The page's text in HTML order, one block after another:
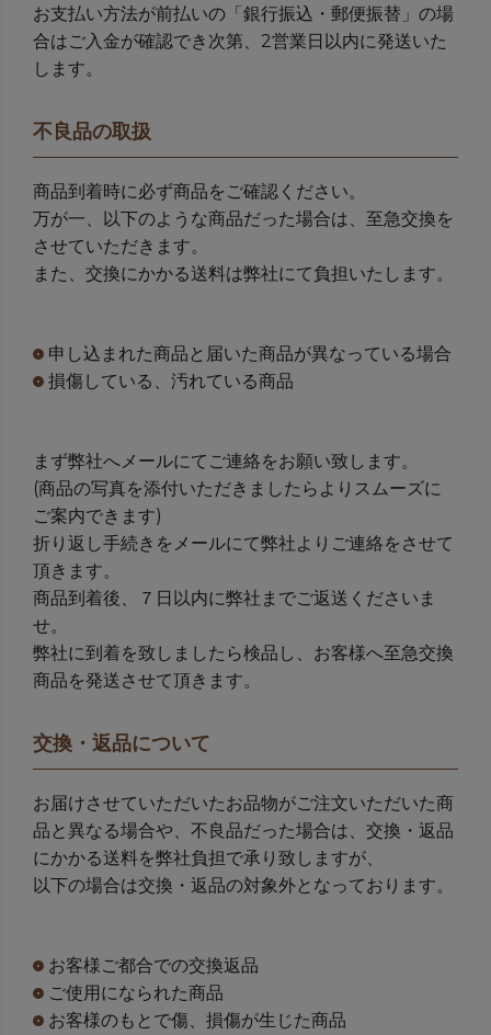
お支払い方法が前払いの「銀行振込・郵便振替」の場
合はご入金が確認でき次第、2営業日以内に発送いた
します。
不良品の取扱
商品到着時に必ず商品をご確認ください。
万が一、以下のような商品だった場合は、至急交換を
させていただきます。
また、交換にかかる送料は弊社にて負担いたします。
申し込まれた商品と届いた商品が異なっている場合
損傷している、汚れている商品
まず弊社へメールにてご連絡をお願い致します。
(商品の写真を添付いただきましたらよりスムーズに
ご案内できます)
折り返し手続きをメールにて弊社よりご連絡をさせて
頂きます。
商品到着後、７日以内に弊社までご返送くださいま
せ。
弊社に到着を致しましたら検品し、お客様へ至急交換
商品を発送させて頂きます。
交換・返品について
お届けさせていただいたお品物がご注文いただいた商
品と異なる場合や、不良品だった場合は、交換・返品
にかかる送料を弊社負担で承り致しますが、
以下の場合は交換・返品の対象外となっております。
お客様ご都合での交換返品
ご使用になられた商品
お客様のもとで傷、損傷が生じた商品